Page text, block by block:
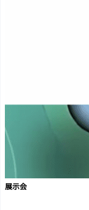
展示会